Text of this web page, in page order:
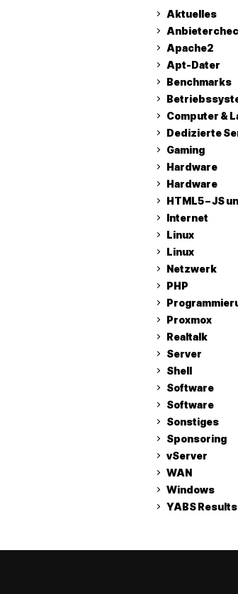
Aktuelles
Apache2
Apt-Dater
Benchmarks
Computer &
Dedizierte
Gaming
Hardware
Hardware
HTML5 – JS
Internet
Linux
Linux
Netzwerk
PHP
Proxmox
Realtalk
Server
Shell
Software
Software
Sonstiges
Sponsoring
vServer
WAN
Windows
YABS Results